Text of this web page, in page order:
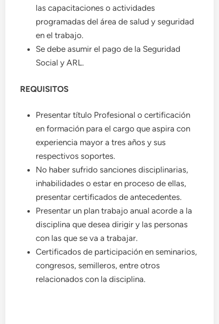
las capacitaciones o actividades
programadas del área de salud y seguridad
en el trabajo.
Se debe asumir el pago de la Seguridad
Social y ARL.
REQUISITOS
Presentar título Profesional o certificación
en formación para el cargo que aspira con
experiencia mayor a tres años y sus
respectivos soportes.
No haber sufrido sanciones disciplinarias,
inhabilidades o estar en proceso de ellas,
presentar certificados de antecedentes.
Presentar un plan trabajo anual acorde a la
disciplina que desea dirigir y las personas
con las que se va a trabajar.
Certificados de participación en seminarios,
congresos, semilleros, entre otros
relacionados con la disciplina.